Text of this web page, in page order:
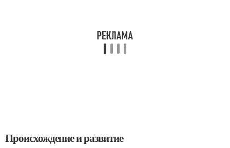
Происхождение и развитие